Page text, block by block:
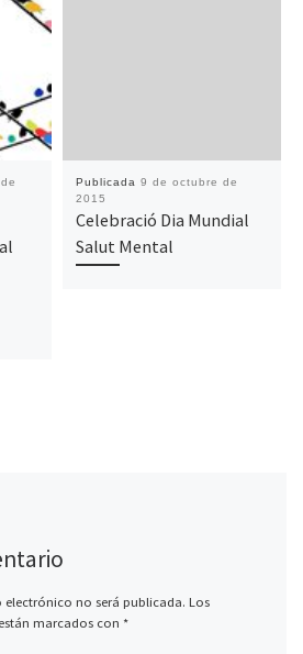
Publicada 9 de octubre de
2015
Celebració Dia Mundial
Salut Mental
electrónico no será publicada. Los
marcados con *